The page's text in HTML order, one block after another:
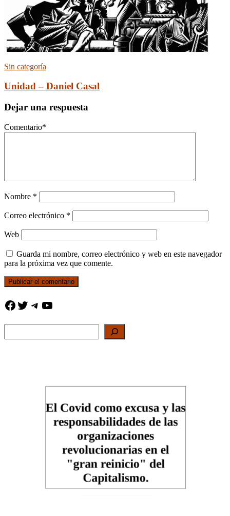
Sin categoría
Unidad – Daniel Casal
Dejar una respuesta
Comentario*
Nombre *
Correo electrónico *
Web
Guarda mi nombre, correo electrónico y web en este navegador
para la próxima vez que comente.
Facebook
Twitter
Telegram
YouTube